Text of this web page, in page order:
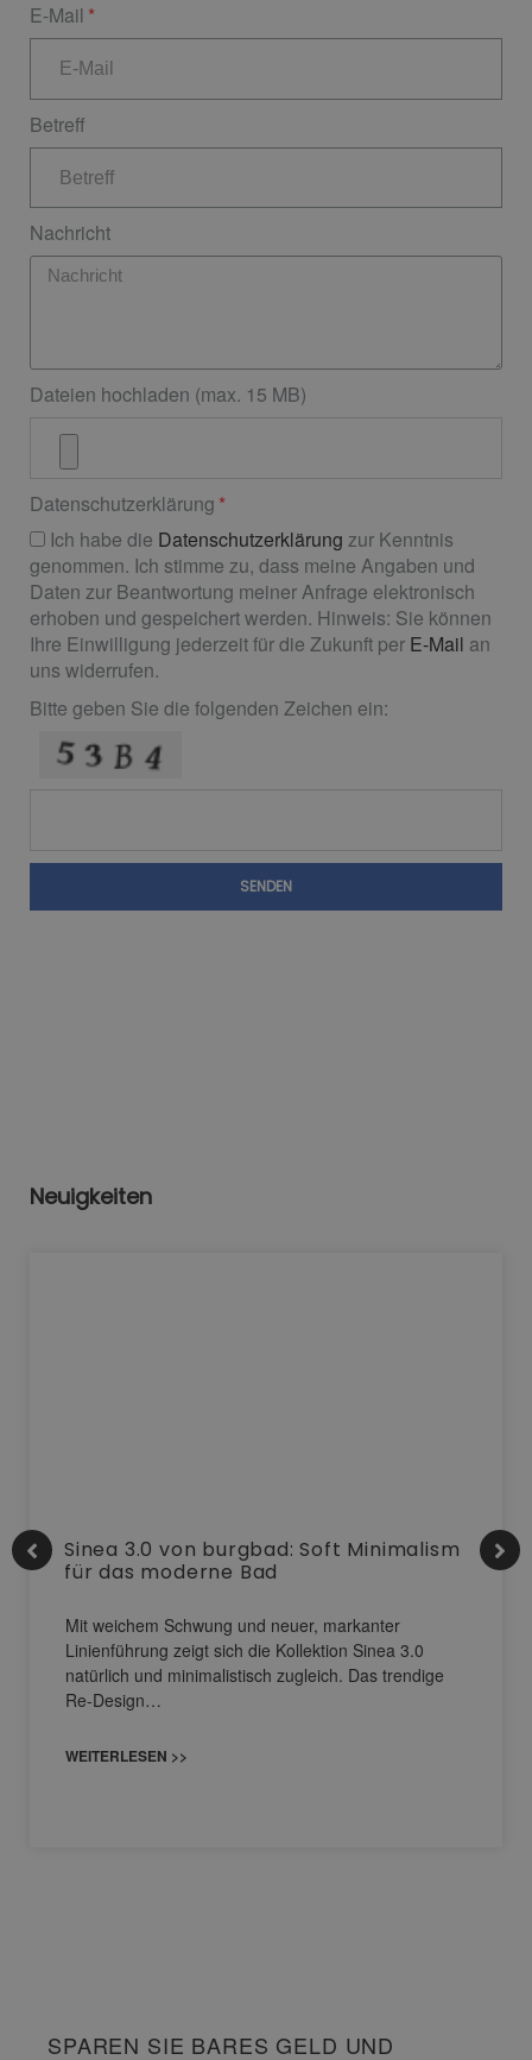
E-Mail
Betreff
Nachricht
Dateien hochladen (max. 15 MB)
Datenschutzerklärung
Ich habe die Datenschutzerklärung zur Kenntnis
genommen. Ich stimme zu, dass meine Angaben und
Daten zur Beantwortung meiner Anfrage elektronisch
erhoben und gespeichert werden. Hinweis: Sie können
Ihre Einwilligung jederzeit für die Zukunft per E-Mail an
uns widerrufen.
Bitte geben Sie die folgenden Zeichen ein:
SENDEN
Neuigkeiten
Sinea 3.0 von burgbad: Soft Minimalism
für das moderne Bad
Mit weichem Schwung und neuer, markanter
Linienführung zeigt sich die Kollektion Sinea 3.0
natürlich und minimalistisch zugleich. Das trendige
Re-Design…
WEITERLESEN >>
SPAREN SIE BARES GELD UND